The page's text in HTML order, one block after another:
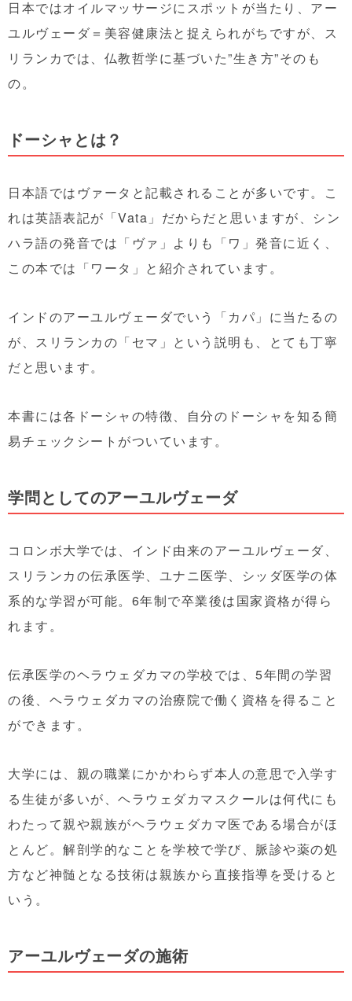
日本ではオイルマッサージにスポットが当たり、アー
ユルヴェーダ＝美容健康法と捉えられがちですが、ス
リランカでは、仏教哲学に基づいた”生き方”そのも
の。
ドーシャとは？
日本語ではヴァータと記載されることが多いです。こ
れは英語表記が「Vata」だからだと思いますが、シン
ハラ語の発音では「ヴァ」よりも「ワ」発音に近く、
この本では「ワータ」と紹介されています。
インドのアーユルヴェーダでいう「カパ」に当たるの
が、スリランカの「セマ」という説明も、とても丁寧
だと思います。
本書には各ドーシャの特徴、自分のドーシャを知る簡
易チェックシートがついています。
学問としてのアーユルヴェーダ
コロンボ大学では、インド由来のアーユルヴェーダ、
スリランカの伝承医学、ユナニ医学、シッダ医学の体
系的な学習が可能。6年制で卒業後は国家資格が得ら
れます。
伝承医学のヘラウェダカマの学校では、5年間の学習
の後、ヘラウェダカマの治療院で働く資格を得ること
ができます。
大学には、親の職業にかかわらず本人の意思で入学す
る生徒が多いが、ヘラウェダカマスクールは何代にも
わたって親や親族がヘラウェダカマ医である場合がほ
とんど。解剖学的なことを学校で学び、脈診や薬の処
方など神髄となる技術は親族から直接指導を受けると
いう。
アーユルヴェーダの施術